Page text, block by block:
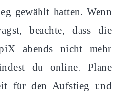
gewählt hatten. Wenn
beachte, dass die
abends nicht mehr
du online. Plane
für den Aufstieg und